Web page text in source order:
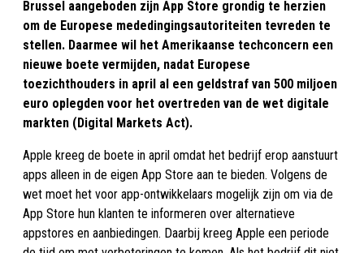
Brussel aangeboden zijn App Store grondig te herzien
om de Europese mededingingsautoriteiten tevreden te
stellen. Daarmee wil het Amerikaanse techconcern een
nieuwe boete vermijden, nadat Europese
toezichthouders in april al een geldstraf van 500 miljoen
euro oplegden voor het overtreden van de wet digitale
markten (Digital Markets Act).
Apple kreeg de boete in april omdat het bedrijf erop aanstuurt
apps alleen in de eigen App Store aan te bieden. Volgens de
wet moet het voor app-ontwikkelaars mogelijk zijn om via de
App Store hun klanten te informeren over alternatieve
appstores en aanbiedingen. Daarbij kreeg Apple een periode